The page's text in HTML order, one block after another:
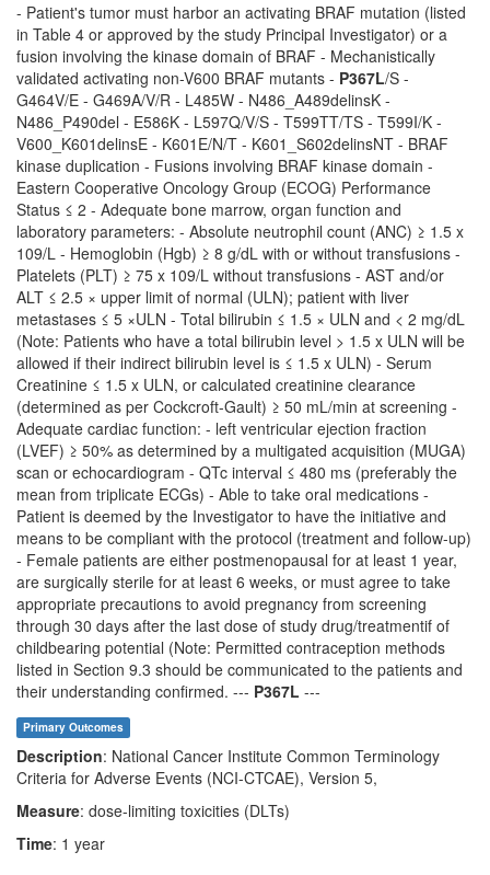
- Patient's tumor must harbor an activating BRAF mutation (listed
in Table 4 or approved by the study Principal Investigator) or a
fusion involving the kinase domain of BRAF - Mechanistically
validated activating non-V600 BRAF mutants - P367L/S -
G464V/E - G469A/V/R - L485W - N486_A489delinsK -
N486_P490del - E586K - L597Q/V/S - T599TT/TS - T599I/K -
V600_K601delinsE - K601E/N/T - K601_S602delinsNT - BRAF
kinase duplication - Fusions involving BRAF kinase domain -
Eastern Cooperative Oncology Group (ECOG) Performance
Status ≤ 2 - Adequate bone marrow, organ function and
laboratory parameters: - Absolute neutrophil count (ANC) ≥ 1.5 x
109/L - Hemoglobin (Hgb) ≥ 8 g/dL with or without transfusions -
Platelets (PLT) ≥ 75 x 109/L without transfusions - AST and/or
ALT ≤ 2.5 × upper limit of normal (ULN); patient with liver
metastases ≤ 5 ×ULN - Total bilirubin ≤ 1.5 × ULN and < 2 mg/dL
(Note: Patients who have a total bilirubin level > 1.5 x ULN will be
allowed if their indirect bilirubin level is ≤ 1.5 x ULN) - Serum
Creatinine ≤ 1.5 x ULN, or calculated creatinine clearance
(determined as per Cockcroft-Gault) ≥ 50 mL/min at screening -
Adequate cardiac function: - left ventricular ejection fraction
(LVEF) ≥ 50% as determined by a multigated acquisition (MUGA)
scan or echocardiogram - QTc interval ≤ 480 ms (preferably the
mean from triplicate ECGs) - Able to take oral medications -
Patient is deemed by the Investigator to have the initiative and
means to be compliant with the protocol (treatment and follow-up)
- Female patients are either postmenopausal for at least 1 year,
are surgically sterile for at least 6 weeks, or must agree to take
appropriate precautions to avoid pregnancy from screening
through 30 days after the last dose of study drug/treatmentif of
childbearing potential (Note: Permitted contraception methods
listed in Section 9.3 should be communicated to the patients and
their understanding confirmed. --- P367L ---
Primary Outcomes
Description: National Cancer Institute Common Terminology
Criteria for Adverse Events (NCI-CTCAE), Version 5,
Measure: dose-limiting toxicities (DLTs)
Time: 1 year